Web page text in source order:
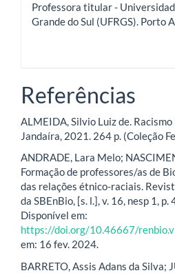
Professora titular -
Grande do Sul (UFRGS). Porto
Referências
ALMEIDA, Silvio Luiz de.
Jandaíra, 2021. 264 p. (Coleção
ANDRADE, Lara Melo;
Formação de professores/as de
das relações étnico-raciais.
da SBEnBio, [s. l.], v. 16, nesp 1,
Disponível em:
https://doi.org/10.46667/
em: 16 fev. 2024.
BARRETO, Assis Adans da Silva;